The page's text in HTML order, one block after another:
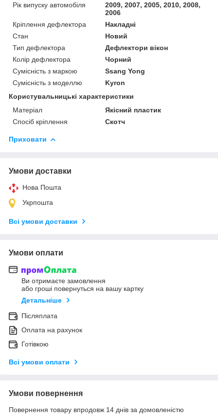
Рік випуску автомобіля
2009, 2007, 2005, 2010, 2008,
2006
Кріплення дефлектора
Накладні
Стан
Новий
Тип дефлектора
Дефлектори вікон
Колір дефлектора
Чорний
Сумісність з маркою
Ssang Yong
Сумісність з моделлю
Kyron
Користувальницькі характеристики
Матеріал
Якісний пластик
Спосіб кріплення
Скотч
Приховати
Умови доставки
Нова Пошта
Укрпошта
Всі умови доставки
Умови оплати
Ви отримаєте замовлення
або гроші повернуться на вашу картку
Детальніше
Післяплата
Оплата на рахунок
Готівкою
Всі умови оплати
Умови повернення
Повернення товару впродовж 14 днів за домовленістю